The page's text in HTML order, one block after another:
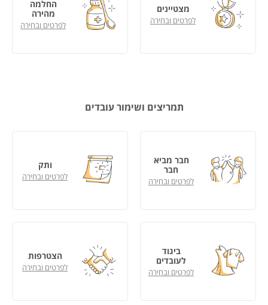
מצטיינים
לפרטים ובחירה
החלמה
מהירה
לפרטים ובחירה
תמריצים ושימור עובדים
חבר מביא
חבר
לפרטים ובחירה
ותק
לפרטים ובחירה
ביגוד
לעובדים
לפרטים ובחירה
הצטרפות
לפרטים ובחירה